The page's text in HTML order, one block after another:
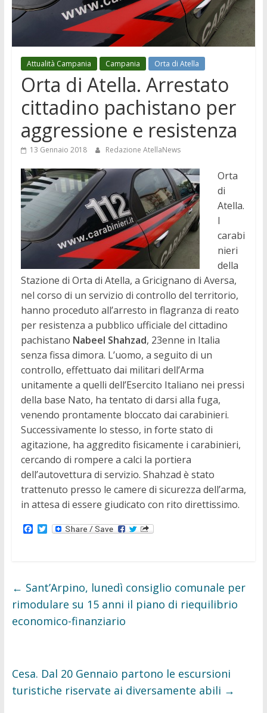
Attualità Campania Campania Orta di Atella
Orta di Atella. Arrestato
cittadino pachistano per
aggressione e resistenza
13 Gennaio 2018 Redazione AtellaNews
Orta
di
Atella.
I
carabi
nieri
della
Stazione di Orta di Atella, a Gricignano di Aversa,
nel corso di un servizio di controllo del territorio,
hanno proceduto all’arresto in flagranza di reato
per resistenza a pubblico ufficiale del cittadino
pachistano Nabeel Shahzad, 23enne in Italia
senza fissa dimora. L’uomo, a seguito di un
controllo, effettuato dai militari dell’Arma
unitamente a quelli dell’Esercito Italiano nei pressi
della base Nato, ha tentato di darsi alla fuga,
venendo prontamente bloccato dai carabinieri.
Successivamente lo stesso, in forte stato di
agitazione, ha aggredito fisicamente i carabinieri,
cercando di rompere a calci la portiera
dell’autovettura di servizio. Shahzad è stato
trattenuto presso le camere di sicurezza dell’arma,
in attesa di essere giudicato con rito direttissimo.
F
o
k
T
r
← Sant’Arpino, lunedì consiglio comunale per
rimodulare su 15 anni il piano di riequilibrio
economico-finanziario
Cesa. Dal 20 Gennaio partono le escursioni
turistiche riservate ai diversamente abili →